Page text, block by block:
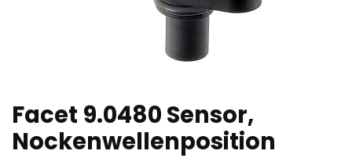
Facet 9.0480 Sensor,
Nockenwellenposition